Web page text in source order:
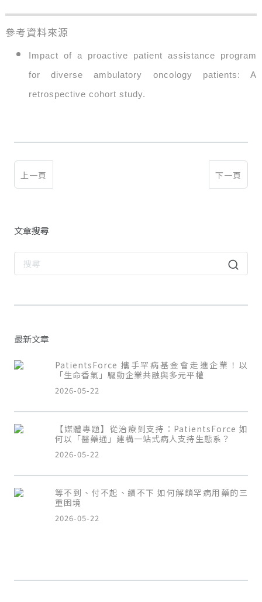
參考資料來源
Impact of a proactive patient assistance program
for diverse ambulatory oncology patients: A
retrospective cohort study.
上一頁 下一頁
文章搜尋
最新文章
PatientsForce 攜手罕病基金會走進企業！以
「生命香氣」驅動企業共融與多元平權
2026-05-22
【媒體專題】從治療到支持：PatientsForce 如
何以「醫藥通」建構一站式病人支持生態系？
2026-05-22
等不到、付不起、續不下 如何解鎖罕病用藥的三
重困境
2026-05-22